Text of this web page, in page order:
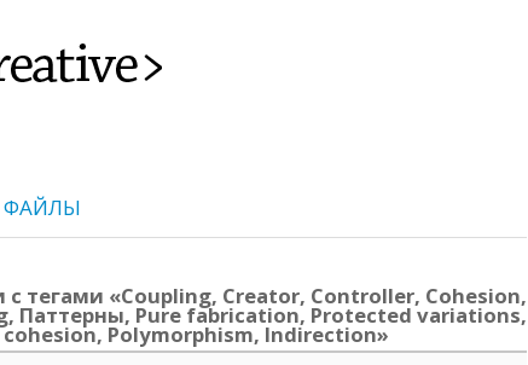
ФАЙЛЫ
с тегами «Coupling, Creator, Controller, Cohesion,
Паттерны, Pure fabrication, Protected variations,
cohesion, Polymorphism, Indirection»